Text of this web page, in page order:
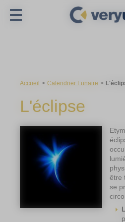
Accueil Calendrier Lunaire
L'éclipse
être
se